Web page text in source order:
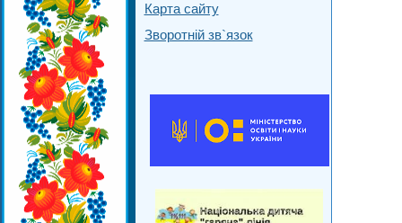
Карта сайту
Зворотній зв`язок